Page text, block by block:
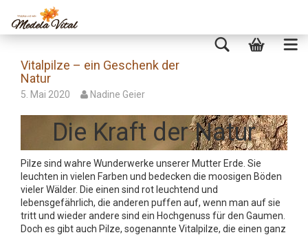
Vitalpilze – ein Geschenk der
Natur
5. Mai 2020 Nadine Geier
Die Kraft der Natur
Pilze sind wahre Wunderwerke unserer Mutter Erde. Sie
leuchten in vielen Farben und bedecken die moosigen Böden
vieler Wälder. Die einen sind rot leuchtend und
lebensgefährlich, die anderen puffen auf, wenn man auf sie
tritt und wieder andere sind ein Hochgenuss für den Gaumen.
Doch es gibt auch Pilze, sogenannte Vitalpilze, die einen ganz